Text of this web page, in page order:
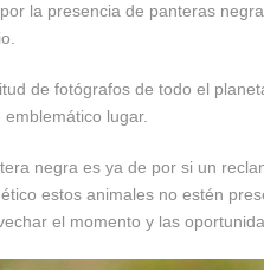
la presencia de panteras
de fotógrafos de todo el
lugar.
negra es ya de por si un
estos animales no estén
el momento y las